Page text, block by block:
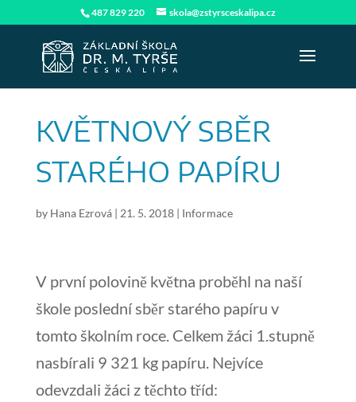
487 829 220 skola@zstyrsceskalipa.cz
KVĚTNOVÝ SBĚR
STARÉHO PAPÍRU
by Hana Ezrová| 21. 5. 2018| Informace
V první polovině května proběhl na naší
škole poslední sběr starého papíru v
tomto školním roce. Celkem žáci 1.stupně
nasbírali 9 321 kg papíru. Nejvíce
odevzdali žáci z těchto tříd: